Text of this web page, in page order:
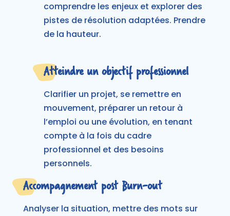
comprendre les enjeux et explorer des
pistes de résolution adaptées. Prendre
de la hauteur.
Atteindre un objectif professionnel
Clarifier un projet, se remettre en
mouvement, préparer un retour à
l’emploi ou une évolution, en tenant
compte à la fois du cadre
professionnel et des besoins
personnels.
Accompagnement post Burn-out
Analyser la situation, mettre des mots sur